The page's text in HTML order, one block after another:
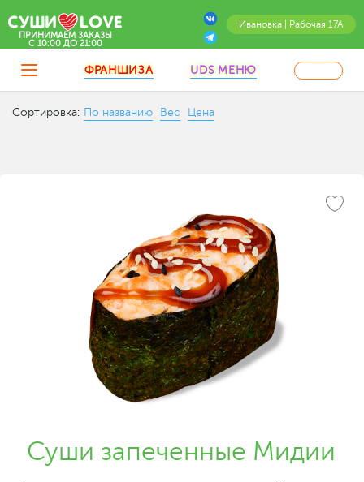
Ивановка | Рабочая 17А
ПРИНИМАЕМ ЗАКАЗЫ
C 10:00 ДО 21:00
ФРАНШИЗА UDS МЕНЮ
Сортировка: По названию Вес Цена
Суши запеченные Мидии